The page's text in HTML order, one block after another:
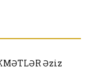
Əziz